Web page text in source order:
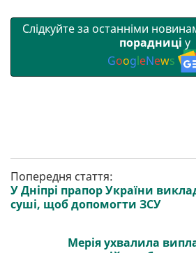
Слідкуйте за останніми
порадниці у
GoogleNews
Попередня стаття:
У Дніпрі прапор України
суші, щоб допомогти ЗСУ
Мерія ухвалила